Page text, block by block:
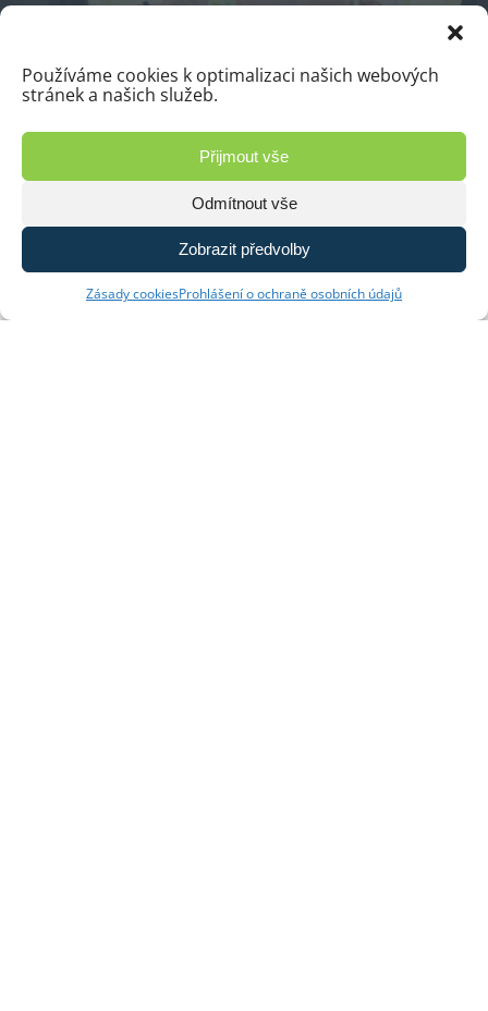
Používáme cookies k optimalizaci našich webových
stránek a našich služeb.
Přijmout vše
Odmítnout vše
Zobrazit předvolby
Zásady cookiesProhlášení o ochraně osobních údajů
Kontakt
Kontaktujte nás